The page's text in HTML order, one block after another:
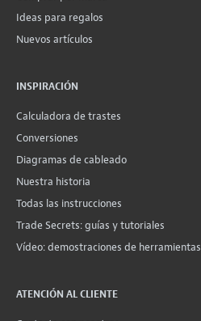
Ideas para regalos
Nuevos artículos
INSPIRACIÓN
Calculadora de trastes
Conversiones
Diagramas de cableado
Nuestra historia
Todas las instrucciones
Trade Secrets: guías y tutoriales
Vídeo: demostraciones de herramientas
ATENCIÓN AL CLIENTE